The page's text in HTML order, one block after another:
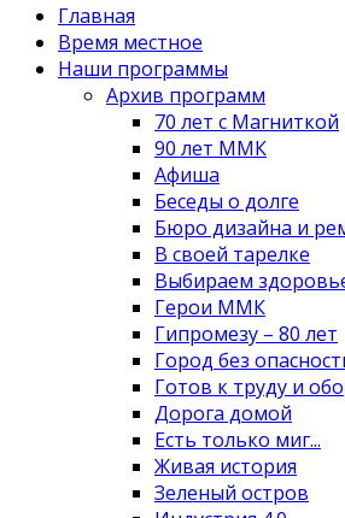
Главная
Время местное
Наши программы
Архив программ
70 лет с Магниткой
90 лет ММК
Афиша
Беседы о долге
Бюро дизайна и
В своей тарелке
Выбираем
Герои ММК
Гипромезу – 80 лет
Город без
Готов к труду и
Дорога домой
Есть только миг...
Живая история
Зеленый остров